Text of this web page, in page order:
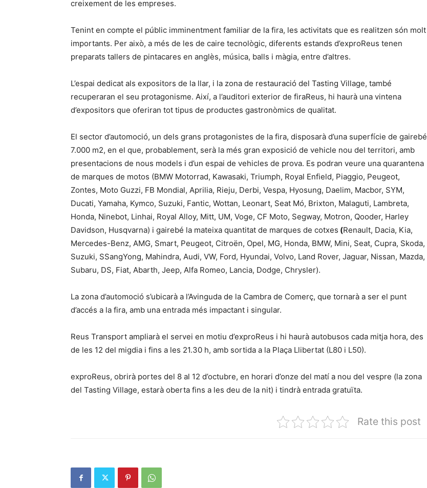
creixement de les empreses.
Tenint en compte el públic imminentment familiar de la fira, les activitats que es realitzen són molt
importants. Per això, a més de les de caire tecnològic, diferents estands d’exproReus tenen
preparats tallers de pintacares en anglès, música, balls i màgia, entre d’altres.
L’espai dedicat als expositors de la llar, i la zona de restauració del Tasting Village, també
recuperaran el seu protagonisme. Així, a l’auditori exterior de firaReus, hi haurà una vintena
d’expositors que oferiran tot tipus de productes gastronòmics de qualitat.
El sector d’automoció, un dels grans protagonistes de la fira, disposarà d’una superfície de gairebé
7.000 m2, en el que, probablement, serà la més gran exposició de vehicle nou del territori, amb
presentacions de nous models i d’un espai de vehicles de prova. Es podran veure una quarantena
de marques de motos (BMW Motorrad, Kawasaki, Triumph, Royal Enfield, Piaggio, Peugeot,
Zontes, Moto Guzzi, FB Mondial, Aprilia, Rieju, Derbi, Vespa, Hyosung, Daelim, Macbor, SYM,
Ducati, Yamaha, Kymco, Suzuki, Fantic, Wottan, Leonart, Seat Mó, Brixton, Malaguti, Lambreta,
Honda, Ninebot, Linhai, Royal Alloy, Mitt, UM, Voge, CF Moto, Segway, Motron, Qooder, Harley
Davidson, Husqvarna) i gairebé la mateixa quantitat de marques de cotxes (Renault, Dacia, Kia,
Mercedes-Benz, AMG, Smart, Peugeot, Citroën, Opel, MG, Honda, BMW, Mini, Seat, Cupra, Skoda,
Suzuki, SSangYong, Mahindra, Audi, VW, Ford, Hyundai, Volvo, Land Rover, Jaguar, Nissan, Mazda,
Subaru, DS, Fiat, Abarth, Jeep, Alfa Romeo, Lancia, Dodge, Chrysler).
La zona d’automoció s’ubicarà a l’Avinguda de la Cambra de Comerç, que tornarà a ser el punt
d’accés a la fira, amb una entrada més impactant i singular.
Reus Transport ampliarà el servei en motiu d’exproReus i hi haurà autobusos cada mitja hora, des
de les 12 del migdia i fins a les 21.30 h, amb sortida a la Plaça Llibertat (L80 i L50).
exproReus, obrirà portes del 8 al 12 d’octubre, en horari d’onze del matí a nou del vespre (la zona
del Tasting Village, estarà oberta fins a les deu de la nit) i tindrà entrada gratuïta.
Rate this post